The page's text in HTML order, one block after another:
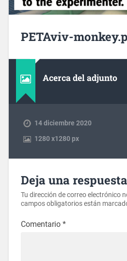
PETAviv-
Acerca del adjunto
14 diciembre 2020
1280x1280 px
Deja una respuesta
Tu dirección de correo electrónico
campos obligatorios están
Comentario *